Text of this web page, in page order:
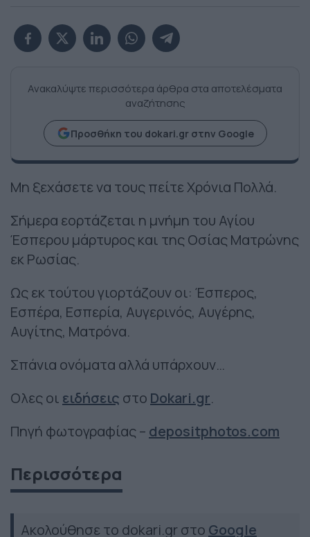
Ανακαλύψτε περισσότερα άρθρα στα αποτελέσματα
αναζήτησης
Προσθήκη του dokari.gr στην Google
Μη ξεχάσετε να τους πείτε Χρόνια Πολλά.
Σήμερα εορτάζεται η μνήμη του Αγίου
Έσπερου μάρτυρος και της Οσίας Ματρώνης
εκ Ρωσίας.
Ως εκ τούτου γιορτάζουν οι: Έσπερος,
Εσπέρα, Εσπερία, Αυγερινός, Αυγέρης,
Αυγίτης, Ματρόνα.
Σπάνια ονόματα αλλά υπάρχουν…
Ολες οι ειδήσεις στο Dokari.gr.
Πηγή φωτογραφίας – depositphotos.com
Περισσότερα
Ακολούθησε το dokari.gr στο Google